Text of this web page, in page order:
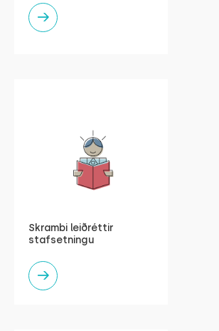
Skrambi leiðréttir
stafsetningu